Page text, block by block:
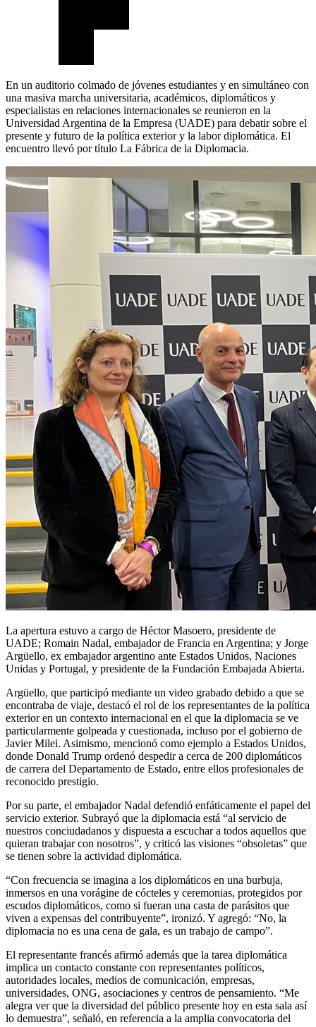
En un auditorio colmado de jóvenes estudiantes y en simultáneo con
una masiva marcha universitaria, académicos, diplomáticos y
especialistas en relaciones internacionales se reunieron en la
Universidad Argentina de la Empresa (UADE) para debatir sobre el
presente y futuro de la política exterior y la labor diplomática. El
encuentro llevó por título La Fábrica de la Diplomacia.
La apertura estuvo a cargo de Héctor Masoero, presidente de
UADE; Romain Nadal, embajador de Francia en Argentina; y Jorge
Argüello, ex embajador argentino ante Estados Unidos, Naciones
Unidas y Portugal, y presidente de la Fundación Embajada Abierta.
Argüello, que participó mediante un video grabado debido a que se
encontraba de viaje, destacó el rol de los representantes de la política
exterior en un contexto internacional en el que la diplomacia se ve
particularmente golpeada y cuestionada, incluso por el gobierno de
Javier Milei. Asimismo, mencionó como ejemplo a Estados Unidos,
donde Donald Trump ordenó despedir a cerca de 200 diplomáticos
de carrera del Departamento de Estado, entre ellos profesionales de
reconocido prestigio.
Por su parte, el embajador Nadal defendió enfáticamente el papel del
servicio exterior. Subrayó que la diplomacia está “al servicio de
nuestros conciudadanos y dispuesta a escuchar a todos aquellos que
quieran trabajar con nosotros”, y criticó las visiones “obsoletas” que
se tienen sobre la actividad diplomática.
“Con frecuencia se imagina a los diplomáticos en una burbuja,
inmersos en una vorágine de cócteles y ceremonias, protegidos por
escudos diplomáticos, como si fueran una casta de parásitos que
viven a expensas del contribuyente”, ironizó. Y agregó: “No, la
diplomacia no es una cena de gala, es un trabajo de campo”.
El representante francés afirmó además que la tarea diplomática
implica un contacto constante con representantes políticos,
autoridades locales, medios de comunicación, empresas,
universidades, ONG, asociaciones y centros de pensamiento. “Me
alegra ver que la diversidad del público presente hoy en esta sala así
lo demuestra”, señaló, en referencia a la amplia convocatoria del